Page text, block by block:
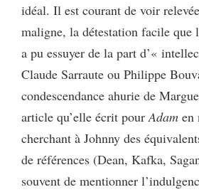
idéal. Il est courant de voir
maligne, la détestation facile que
a pu essuyer de la part d’«
Claude Sarraute ou Philippe
condescendance ahurie de
article qu’elle écrit pour Adam en
cherchant à Johnny des
de références (Dean, Kafka,
souvent de mentionner